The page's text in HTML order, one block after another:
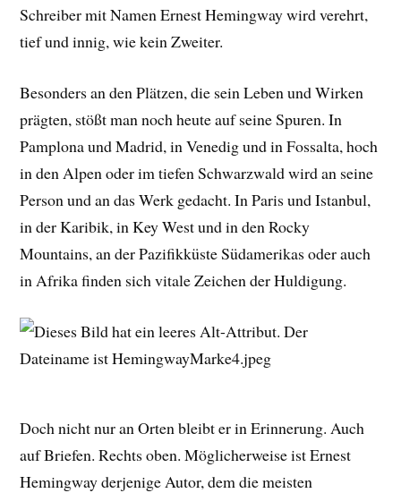
Schreiber mit Namen Ernest Hemingway wird verehrt,
tief und innig, wie kein Zweiter.
Besonders an den Plätzen, die sein Leben und Wirken
prägten, stößt man noch heute auf seine Spuren. In
Pamplona und Madrid, in Venedig und in Fossalta, hoch
in den Alpen oder im tiefen Schwarzwald wird an seine
Person und an das Werk gedacht. In Paris und Istanbul,
in der Karibik, in Key West und in den Rocky
Mountains, an der Pazifikküste Südamerikas oder auch
in Afrika finden sich vitale Zeichen der Huldigung.
Doch nicht nur an Orten bleibt er in Erinnerung. Auch
auf Briefen. Rechts oben. Möglicherweise ist Ernest
Hemingway derjenige Autor, dem die meisten